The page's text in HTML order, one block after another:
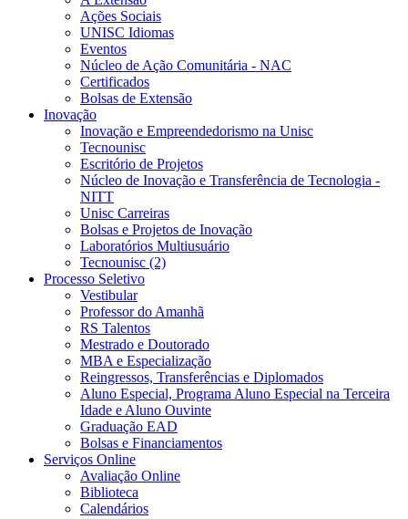
Ações Sociais
UNISC Idiomas
Eventos
Núcleo de Ação Comunitária - NAC
Certificados
Bolsas de Extensão
Inovação
Inovação e Empreendedorismo na Unisc
Tecnounisc
Escritório de Projetos
Núcleo de Inovação e Transferência de Tecnologia -
NITT
Unisc Carreiras
Bolsas e Projetos de Inovação
Laboratórios Multiusuário
Tecnounisc (2)
Processo Seletivo
Vestibular
Professor do Amanhã
RS Talentos
Mestrado e Doutorado
MBA e Especialização
Reingressos, Transferências e Diplomados
Aluno Especial, Programa Aluno Especial na Terceira
Idade e Aluno Ouvinte
Graduação EAD
Bolsas e Financiamentos
Serviços Online
Avaliação Online
Biblioteca
Calendários